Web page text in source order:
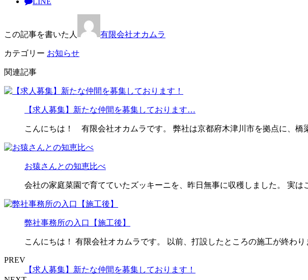
この記事を書いた人 有限会社オカムラ
カテゴリー お知らせ
関連記事
【求人募集】新たな仲間を募集しております…
こんにちは！ 有限会社オカムラです。 弊社は京都府木津川市を拠点に、
お猿さんとの知恵比べ
会社の家庭菜園で育てていたズッキーニを、昨日無事に収穫しました。 実
弊社事務所の入口【施工後】
こんにちは！ 有限会社オカムラです。 以前、打設したところの施工が終わ
PREV
【求人募集】新たな仲間を募集しております！